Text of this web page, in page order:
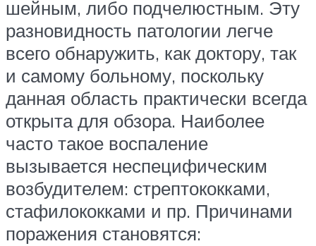
шейным, либо подчелюстным. Эту
разновидность патологии легче
всего обнаружить, как доктору, так
и самому больному, поскольку
данная область практически всегда
открыта для обзора. Наиболее
часто такое воспаление
вызывается неспецифическим
возбудителем: стрептококками,
стафилококками и пр. Причинами
поражения становятся: